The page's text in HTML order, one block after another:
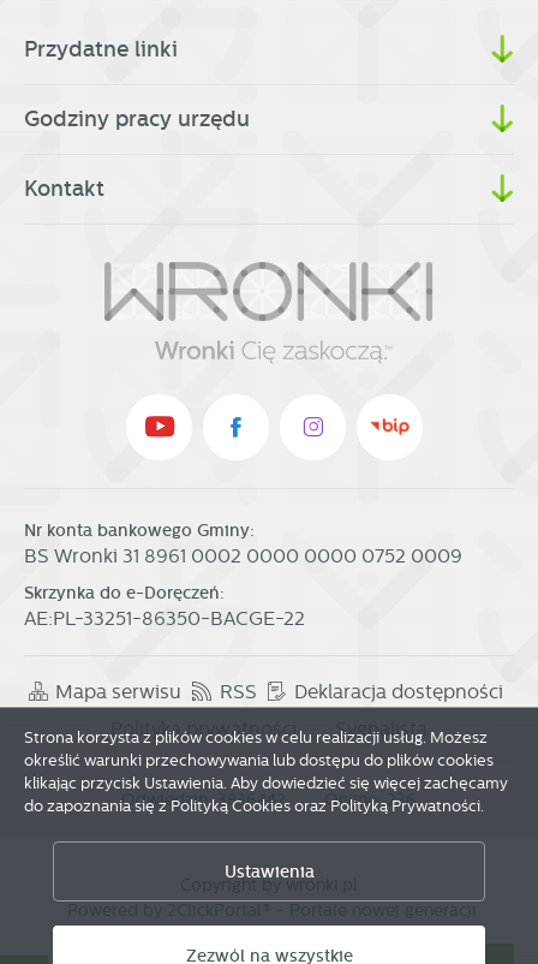
Przydatne linki
Godziny pracy urzędu
Kontakt
Nr konta bankowego Gminy:
BS Wronki 31 8961 0002 0000 0000 0752 0009
Skrzynka do e-Doręczeń:
AE:PL-33251-86350-BACGE-22
Mapa serwisu RSS
Deklaracja dostępności
Polityka prywatności
Sygnalista
Odwiedzin: 3836442 Online: 236
Strona korzysta z plików cookies w celu realizacji usług. Możesz
określić warunki przechowywania lub dostępu do plików cookies
klikając przycisk Ustawienia. Aby dowiedzieć się więcej zachęcamy
do zapoznania się z Polityką Cookies oraz Polityką Prywatności.
Ustawienia
Zezwól na wszystkie
Zezwól na wszystkie